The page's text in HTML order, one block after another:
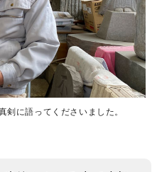
剣に語ってくださいました。